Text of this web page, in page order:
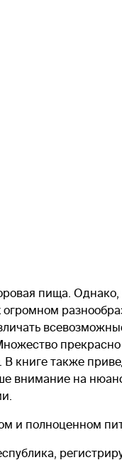
пища.
книге также
внимание на
и полноценном